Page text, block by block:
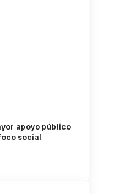
apoyo público
social